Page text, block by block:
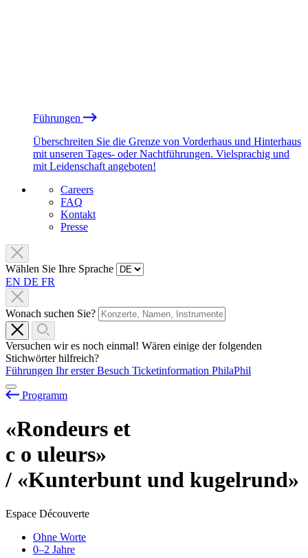
Führungen
Überschreiten Sie die Grenze von Vorderhaus und Hinterhaus
mit unseren Tages- oder Nachtführungen. Vielsprachig und
mit Leidenschaft angeboten!
Careers
FAQ
Kontakt
Presse
Wählen Sie Ihre Sprache
EN DE FR
Wonach suchen Sie?
Versuchen wir es noch einmal! Wären einige der folgenden
Stichwörter hilfreich?
Führungen Ihr erster Besuch Ticketinformation PhilaPhil
Programm
«Rondeurs et
c o uleurs»
/ «Kunterbunt und kugelrund»
Espace Découverte
Ohne Worte
0–2 Jahre